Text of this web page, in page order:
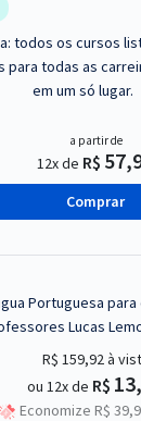
todos os cursos
para todas as
em um só lugar.
a partir de
12x de R$
Comprar
Portuguesa
Lucas
R$ 159,92à
ou 12x de R$
Economize R$